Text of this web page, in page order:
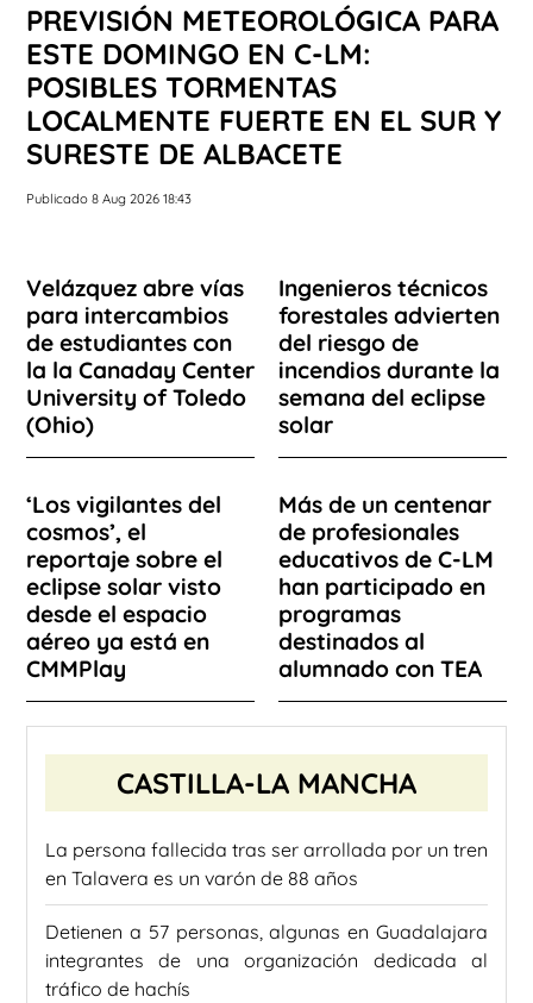
PREVISIÓN METEOROLÓGICA PARA
ESTE DOMINGO EN C-LM:
POSIBLES TORMENTAS
LOCALMENTE FUERTE EN EL SUR Y
SURESTE DE ALBACETE
Publicado 8 Aug 2026 18:43
Velázquez abre vías
para intercambios
de estudiantes con
la la Canaday Center
University of Toledo
(Ohio)
Ingenieros técnicos
forestales advierten
del riesgo de
incendios durante la
semana del eclipse
solar
‘Los vigilantes del
cosmos’, el
reportaje sobre el
eclipse solar visto
desde el espacio
aéreo ya está en
CMMPlay
Más de un centenar
de profesionales
educativos de C-LM
han participado en
programas
destinados al
alumnado con TEA
CASTILLA-LA MANCHA
La persona fallecida tras ser arrollada por un tren
en Talavera es un varón de 88 años
Detienen a 57 personas, algunas en Guadalajara
integrantes de una organización dedicada al
tráfico de hachís